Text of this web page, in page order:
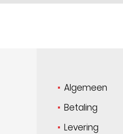
Algemeen
Betaling
Levering